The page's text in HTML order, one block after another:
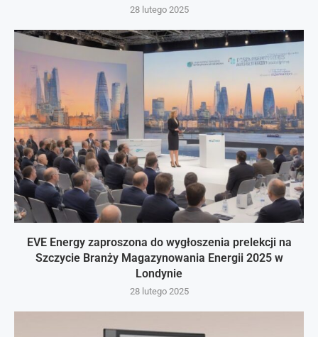
28 lutego 2025
EVE Energy zaproszona do wygłoszenia prelekcji na
Szczycie Branży Magazynowania Energii 2025 w
Londynie
28 lutego 2025